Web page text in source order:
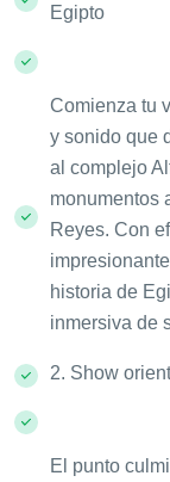
Egipto
Comienza tu
y sonido que
al complejo
monumentos
Reyes. Con
historia de
inmersiva de
2. Show
El punto